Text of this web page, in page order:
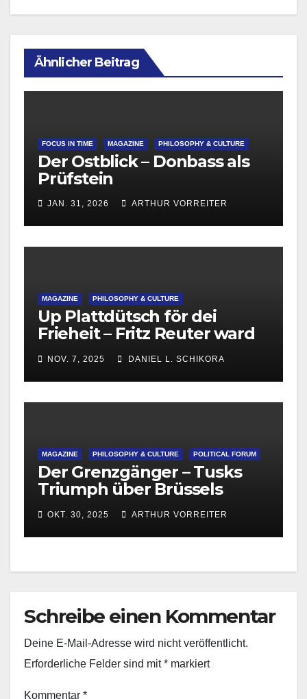
Ähnlicher Beitrag
FOCUS IN TIME MAGAZINE PHILOSOPHY & CULTURE
Der Ostblick – Donbass als
Prüfstein
JAN. 31, 2026 ARTHUR VORREITER
MAGAZINE PHILOSOPHY & CULTURE
Up Plattdütsch för dei
Frieheit – Fritz Reuter ward
215
NOV. 7, 2025 DANIEL L. SCHIKORA
MAGAZINE PHILOSOPHY & CULTURE POLITICAL FORUM
Der Grenzgänger – Tusks
Triumph über Brüssels
Migrationsdoktrin
OKT. 30, 2025 ARTHUR VORREITER
Schreibe einen Kommentar
Deine E-Mail-Adresse wird nicht veröffentlicht.
Erforderliche Felder sind mit* markiert
Kommentar *